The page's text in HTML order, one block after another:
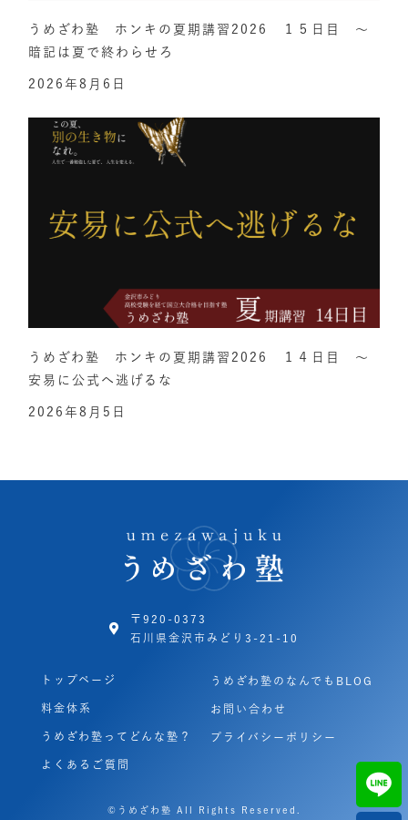
うめざわ塾 ホンキの夏期講習2026 １５日目 ～
暗記は夏で終わらせろ
2026年8月6日
うめざわ塾 ホンキの夏期講習2026 １４日目 ～
安易に公式へ逃げるな
2026年8月5日
〒920-0373
石川県金沢市みどり3-21-10
トップページ
料金体系
うめざわ塾ってどんな塾？
よくあるご質問
うめざわ塾のなんでもBLOG
お問い合わせ
プライバシーポリシー
©うめざわ塾 All Rights Reserved.